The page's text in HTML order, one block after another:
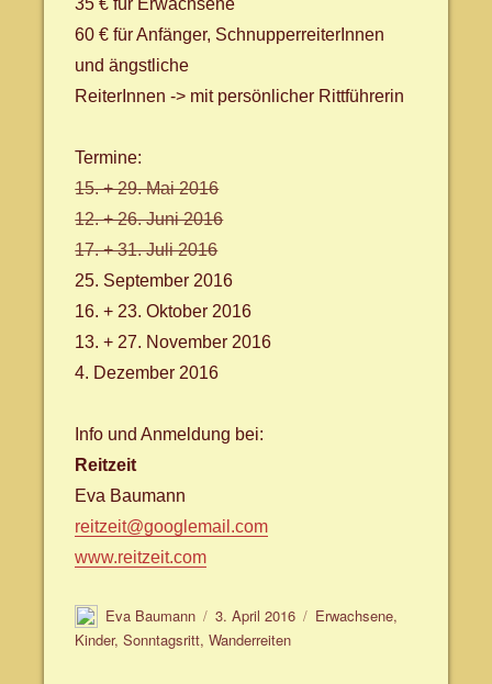
60 € für Anfänger, SchnupperreiterInnen
und ängstliche
ReiterInnen -> mit persönlicher Rittführerin
Termine:
15. + 29. Mai 2016
12. + 26. Juni 2016
17. + 31. Juli 2016
25. September 2016
16. + 23. Oktober 2016
13. + 27. November 2016
4. Dezember 2016
Info und Anmeldung bei:
Reitzeit
Eva Baumann
reitzeit@googlemail.com
www.reitzeit.com
Autor
Eva Baumann
Veröffentlicht
am
3. April 2016 Schlagwörter
Erwachsene,
Kinder,Sonntagsritt,Wanderreiten